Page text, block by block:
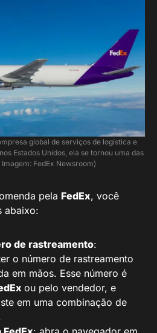
global de serviços de logística e
Estados Unidos, ela se tornou uma das
FedEx Newsroom)
pela FedEx, você
abaixo:
de rastreamento:
o número de rastreamento
em mãos. Esse número é
ou pelo vendedor, e
em uma combinação de